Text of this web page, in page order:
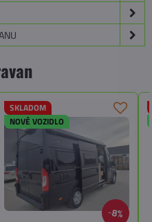
8%
SKLADOM
NOVÉ VOZIDLO